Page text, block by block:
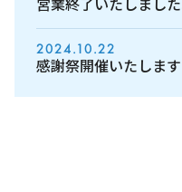
営業終了いたしました
2024.10.22
感謝祭開催いたします